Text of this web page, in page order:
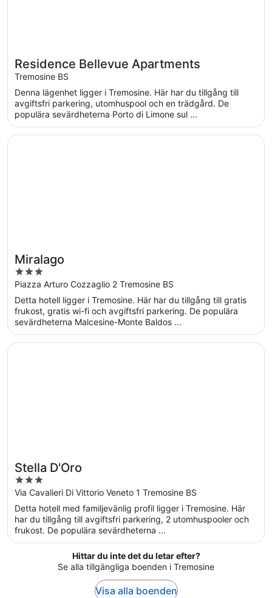
Residence Bellevue Apartments
Tremosine BS
Denna lägenhet ligger i Tremosine. Här har du tillgång till
avgiftsfri parkering, utomhuspool och en trädgård. De
populära sevärdheterna Porto di Limone sul ...
Miralago
3
out
of
5
Piazza Arturo Cozzaglio 2 Tremosine BS
Detta hotell ligger i Tremosine. Här har du tillgång till gratis
frukost, gratis wi-fi och avgiftsfri parkering. De populära
sevärdheterna Malcesine-Monte Baldos ...
Öppnas i ett nytt fönster
Miralago
Stella D'Oro
3
out
of
5
Via Cavalieri Di Vittorio Veneto 1 Tremosine BS
Detta hotell med familjevänlig profil ligger i Tremosine. Här
har du tillgång till avgiftsfri parkering, 2 utomhuspooler och
frukost. De populära sevärdheterna ...
Öppnas i ett nytt fönster
Stella D'Oro
Hittar du inte det du letar efter?
Se alla tillgängliga boenden i Tremosine
Visa alla boenden